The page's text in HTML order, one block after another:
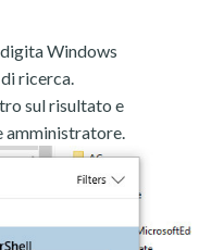
Windows
ricerca.
sul risultato e
amministratore.